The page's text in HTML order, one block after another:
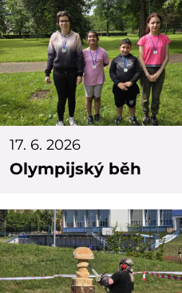
17. 6. 2026
Olympijský běh